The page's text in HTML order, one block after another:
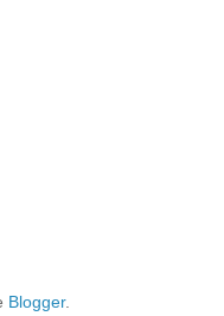
Blogger.